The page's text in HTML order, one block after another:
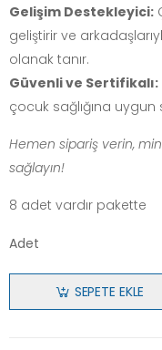
Gelişim Destekleyici:
geliştirir ve
olanak tanır.
Güvenli ve Sertifikalı:
çocuk sağlığına
Hemen sipariş verin,
sağlayın!
8 adet vardır pakette
Adet
SEPETE EKLE